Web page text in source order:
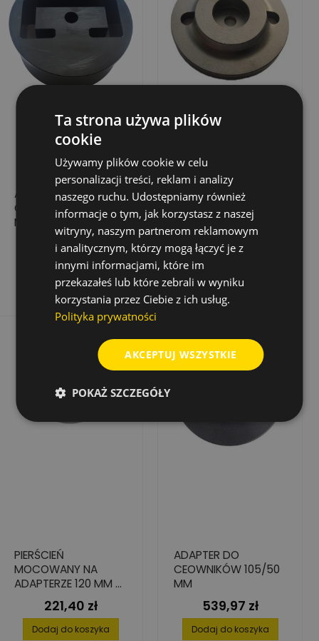
ADAPTER DO
CEOWNIKÓW 150/70
MM I 120/50 DO
KIELICHA 180 MM
Cena
675,27 zł
Dodaj do koszyka
KRĄŻEK 118 MM DO
KAFARA DPD 100/120
Cena
364,08 zł
Dodaj do koszyka
PIERŚCIEŃ
MOCOWANY NA
ADAPTERZE 120 MM -
Cena
221,40 zł
Dodaj do koszyka
ADAPTER DO
CEOWNIKÓW 105/50
MM
Cena
539,97 zł
Dodaj do koszyka
Ta strona używa plików
cookie
Używamy plików cookie w celu
personalizacji treści, reklam i analizy
naszego ruchu. Udostępniamy również
informacje o tym, jak korzystasz z naszej
witryny, naszym partnerom reklamowym
i analitycznym, którzy mogą łączyć je z
innymi informacjami, które im
przekazałeś lub które zebrali w wyniku
korzystania przez Ciebie z ich usług.
Polityka prywatności
AKCEPTUJ WSZYSTKIE
POKAŻ SZCZEGÓŁY